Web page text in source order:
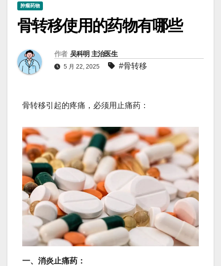
肿瘤药物
骨转移使用的药物有哪些
作者 吴科明 主治医生
5 月 22, 2025 #骨转移
骨转移引起的疼痛，必须用止痛药：
一、消炎止痛药：